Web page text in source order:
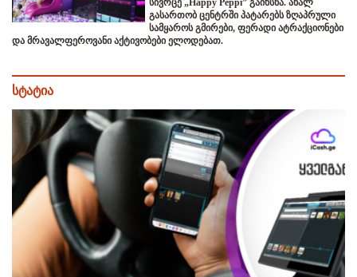
სივრცე „Happy Peppi” გაიხსნა. ახალ
გასართობ ცენტრში პატარებს ზღაპრული
სამყაროს გმირები, ფერადი ატრაქციონები
და მრავალფეროვანი აქტივობები ელოდებათ.
სტატია